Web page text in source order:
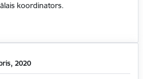
koordinators.
2020